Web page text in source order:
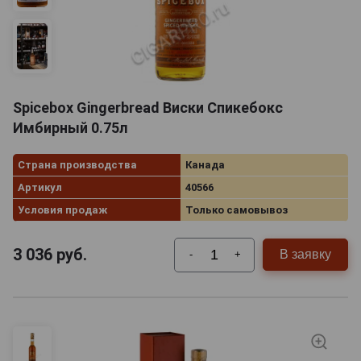
Национальные символы, или Канада «в
картинках»
Канада
ассоциируется с кленовым листом (хотя бы потому
Spicebox Gingerbread Виски Спикебокс
Имбирный 0.75л
Страна производства
Канада
Артикул
40566
Условия продаж
Только самовывоз
3 036 руб. - + В заявку